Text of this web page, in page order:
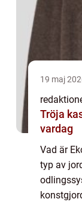
19 maj
Tröja kashmir en
vardag
Vad är
typ av